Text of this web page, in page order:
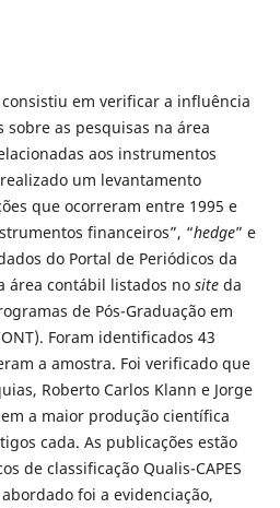
em verificar a influência
as pesquisas na área
aos instrumentos
um levantamento
que ocorreram entre 1995 e
financeiros”, “hedge” e
do Portal de Periódicos da
área contábil listados no siteda
de Pós-Graduação em
Foram identificados 43
a amostra. Foi verificado que
Roberto Carlos Klann e Jorge
a maior produção científica
cada. As publicações estão
de classificação Qualis-CAPES
foi a evidenciação,